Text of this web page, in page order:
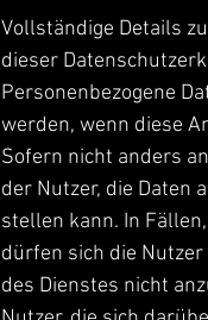
Vollständige Details
dieser
Personenbezogene
werden, wenn diese
Sofern nicht anders
der Nutzer, die Daten
stellen kann. In
dürfen sich die
des Dienstes nicht